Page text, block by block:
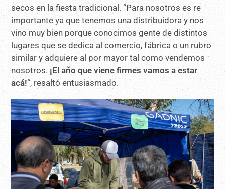
secos en la fiesta tradicional. “Para nosotros es re
importante ya que tenemos una distribuidora y nos
vino muy bien porque conocimos gente de distintos
lugares que se dedica al comercio, fábrica o un rubro
similar y adquiere al por mayor tal como vendemos
nosotros. ¡El año que viene firmes vamos a estar
acá!“, resaltó entusiasmado.